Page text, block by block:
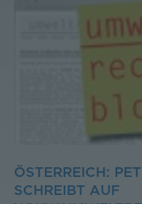
ÖSTERREICH:
SCHREIBT AUF